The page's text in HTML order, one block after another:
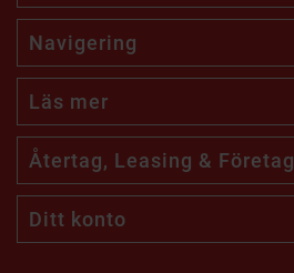
Navigering
Läs mer
Återtag, Leasing & Företag
Ditt konto